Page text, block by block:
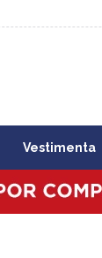
Vestimenta